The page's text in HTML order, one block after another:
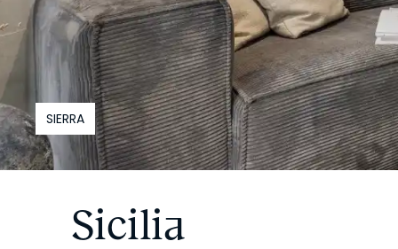
SIERRA
Sicilia